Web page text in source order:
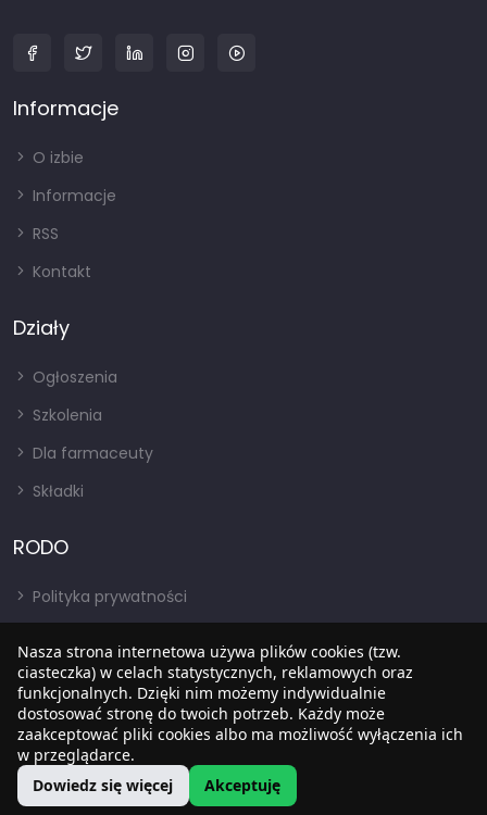
Informacje
O izbie
Informacje
RSS
Kontakt
Działy
Ogłoszenia
Szkolenia
Dla farmaceuty
Składki
RODO
Polityka prywatności
RODO
BIP
Copyright © 2022 SIA. Wszystkie prawa zastrzezone.
Nasza strona internetowa używa plików cookies (tzw.
ciasteczka) w celach statystycznych, reklamowych oraz
funkcjonalnych. Dzięki nim możemy indywidualnie
dostosować stronę do twoich potrzeb. Każdy może
zaakceptować pliki cookies albo ma możliwość wyłączenia ich
w przeglądarce.
Dowiedz się więcej
Akceptuję